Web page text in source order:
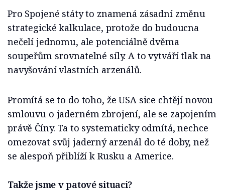
Pro Spojené státy to znamená zásadní změnu
strategické kalkulace, protože do budoucna
nečelí jednomu, ale potenciálně dvěma
soupeřům srovnatelné síly. A to vytváří tlak na
navyšování vlastních arzenálů.
Promítá se to do toho, že USA sice chtějí novou
smlouvu o jaderném zbrojení, ale se zapojením
právě Číny. Ta to systematicky odmítá, nechce
omezovat svůj jaderný arzenál do té doby, než
se alespoň přiblíží k Rusku a Americe.
Takže jsme v patové situaci?